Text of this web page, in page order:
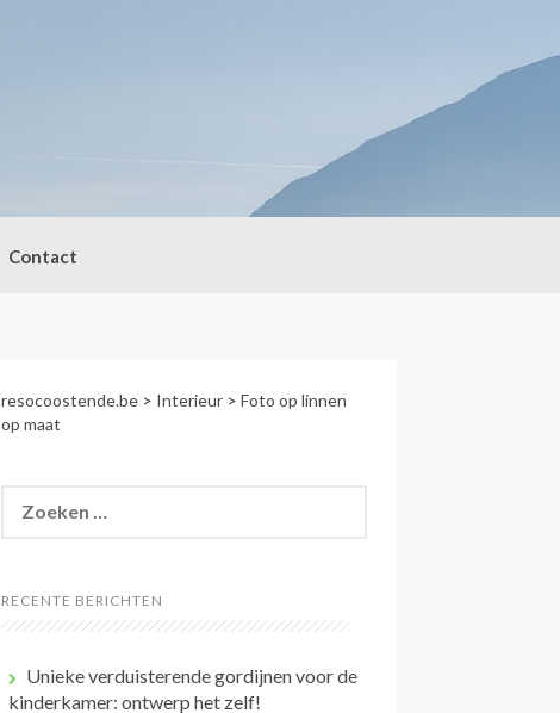
Contact
resocoostende.be > Interieur >Foto op linnen
op maat
naar:
RECENTE BERICHTEN
Unieke verduisterende gordijnen voor de
kinderkamer: ontwerp het zelf!